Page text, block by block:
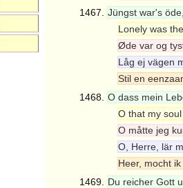
1467. Jüngst war's
Lonely was
Øde var og
Låg ej vägen
Stil en
1468. O dass mein
O that my
O måtte jeg
O, Herre, lär
Heer, mocht
1469.
Du reicher Gott